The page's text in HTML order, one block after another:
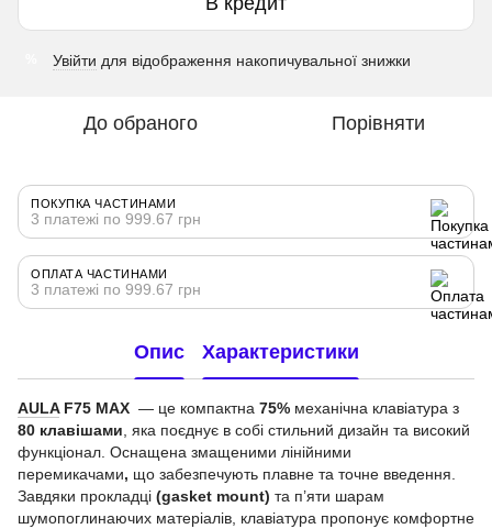
Увійти для відображення накопичувальної знижки
До обраного Порівняти
ПОКУПКА ЧАСТИНАМИ
3 платежі по 999.67 грн
ОПЛАТА ЧАСТИНАМИ
3 платежі по 999.67 грн
Опис Характеристики
AULAF75 MAX — це компактна 75% механічна клавіатура з
80 клавішами , яка поєднує в собі стильний дизайн та високий
функціонал. Оснащена змащеними лінійними
перемикачами, що забезпечують плавне та точне введення.
Завдяки прокладці (gasket mount) та п’яти шарам
шумопоглинаючих матеріалів, клавіатура пропонує комфортне